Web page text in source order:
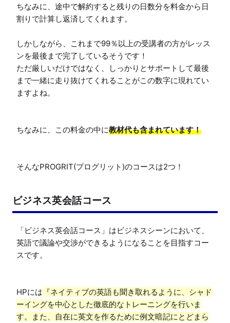
ちなみに、途中で解約すると残りの日数分を料金から日
割りで計算し返済してくれます。
しかしながら、これまで99％以上の受講者の方がレッス
ンを最後まで完了しているそうです！
ただ厳しいだけではなく、しっかりとサポートして最後
まで一緒に走り抜けてくれることがこの数字に現れてい
ますよね。
ちなみに、この料金の中に教材代も含まれています！
そんなPROGRIT(プログリット)のコースは2つ！
ビジネス英会話コース
「ビジネス英会話コース」はビジネスシーンにおいて、
英語で議論や交渉ができるようになることを目指すコー
スです。
HPには 『ネイティブの英語も聞き取れるように、シャド
ーイングを中心とした徹底的なトレーニングを行いま
す。また、自在に英文を作るために例文暗記にとどまら